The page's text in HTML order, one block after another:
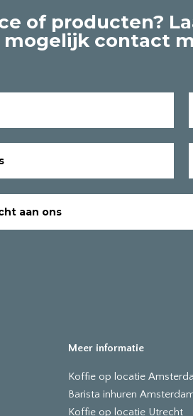
of producten?
mogelijk contact
Meer informatie
Koffie op locatie
Barista inhuren
Koffie op locatie Utrecht